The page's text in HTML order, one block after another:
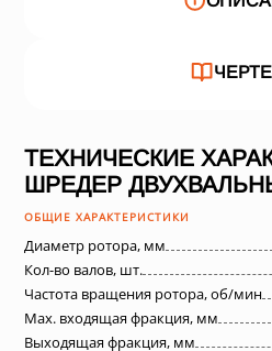
ТЕХНИЧЕСКИЕ
ШРЕДЕР
ОБЩИЕ ХАРАКТЕРИСТИКИ
Диаметр ротора, мм
Кол-во валов, шт.
Частота вращения ротора, об/мин
Max. входящая фракция, мм
Выходящая фракция, мм